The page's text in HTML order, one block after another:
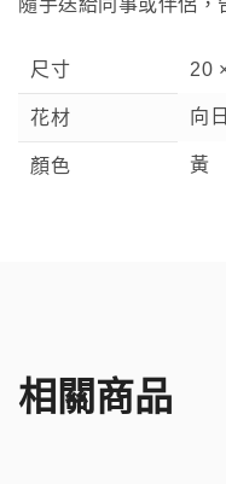
尺寸 20
花材 向
顏色 黃
相關商品